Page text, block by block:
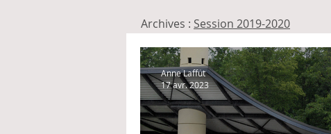
Archives : Session 2019-2020
Anne Laffut
17 avr. 2023